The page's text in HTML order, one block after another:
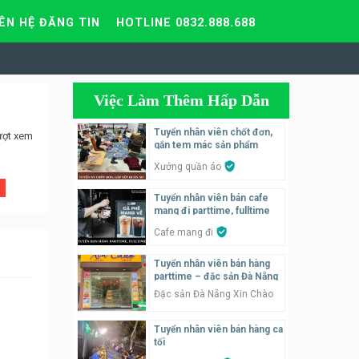
HỆ ĐĂNG TIN HOTLINE 0832.888.688
xem
Việc Làm Thêm Hấp Dẫn
Tuyển nhân viên chốt đơn,
gắn tem mác sản phẩm
Xưởng quần áo
Tuyển nhân viên bán cafe
mang đi parttime, fulltime
Cafe mang đi
Tuyển nhân viên bán hàng
parttime – đặc sản Đà Nẵng
Đặc sản Đà Nẵng Xin Chào
Tuyển nhân viên bán hàng ca
tối